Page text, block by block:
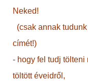
Neked!
(csak annak
címét!)
- hogy fel tudj
töltött éveidről,